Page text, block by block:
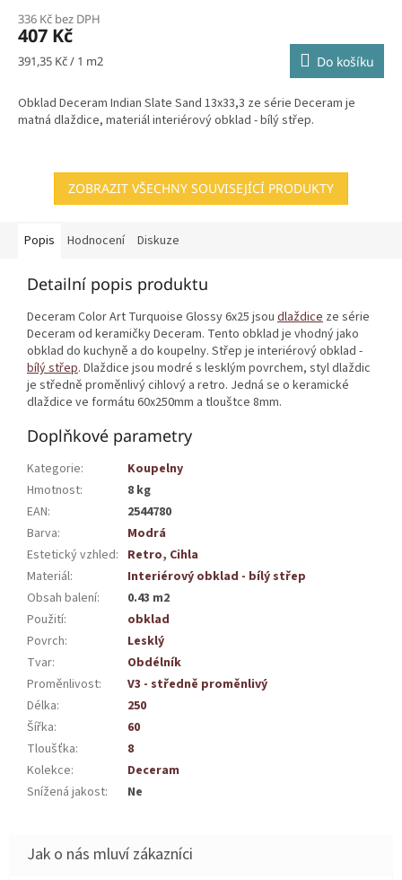
336 Kč bez DPH
407 Kč
Měrná
391,35 Kč / 1 m2 Do košíku
Obklad Deceram Indian Slate Sand 13x33,3 ze série Deceram je
matná dlaždice, materiál interiérový obklad - bílý střep.
ZOBRAZIT VŠECHNY SOUVISEJÍCÍ PRODUKTY
Popis Hodnocení Diskuze
Detailní popis produktu
Deceram Color Art Turquoise Glossy 6x25 jsou dlaždice ze série
Deceram od keramičky Deceram. Tento obklad je vhodný jako
obklad do kuchyně a do koupelny. Střep je interiérový obklad -
bílý střep. Dlaždice jsou modré s lesklým povrchem, styl dlaždic
je středně proměnlivý cihlový a retro. Jedná se o keramické
dlaždice ve formátu 60x250mm a tlouštce 8mm.
Doplňkové parametry
Kategorie:
Koupelny
Hmotnost:
8 kg
EAN:
2544780
Barva:
Modrá
Estetický vzhled: Retro, Cihla
Materiál:
Interiérový obklad - bílý střep
Obsah balení:
0.43 m2
Použití:
obklad
Povrch:
Lesklý
Tvar:
Obdélník
Proměnlivost:
V3 - středně proměnlivý
Délka:
250
Šířka:
60
Tloušťka:
8
Kolekce:
Deceram
Snížená jakost: Ne